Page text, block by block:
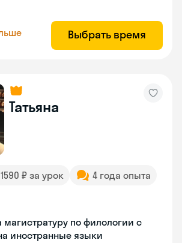
Выбрать время
Татьяна
₽ за урок
4 года опыта
по филологии с
иностранные языки